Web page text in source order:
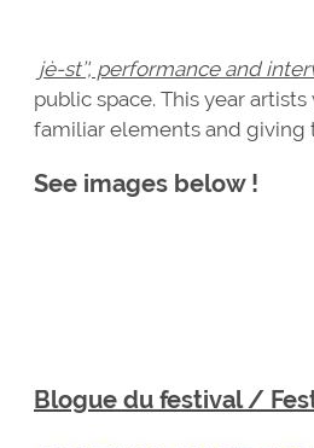
jè-st’', performance and
public space. This year
familiar elements and giving
See images below !
Blogue du festival /